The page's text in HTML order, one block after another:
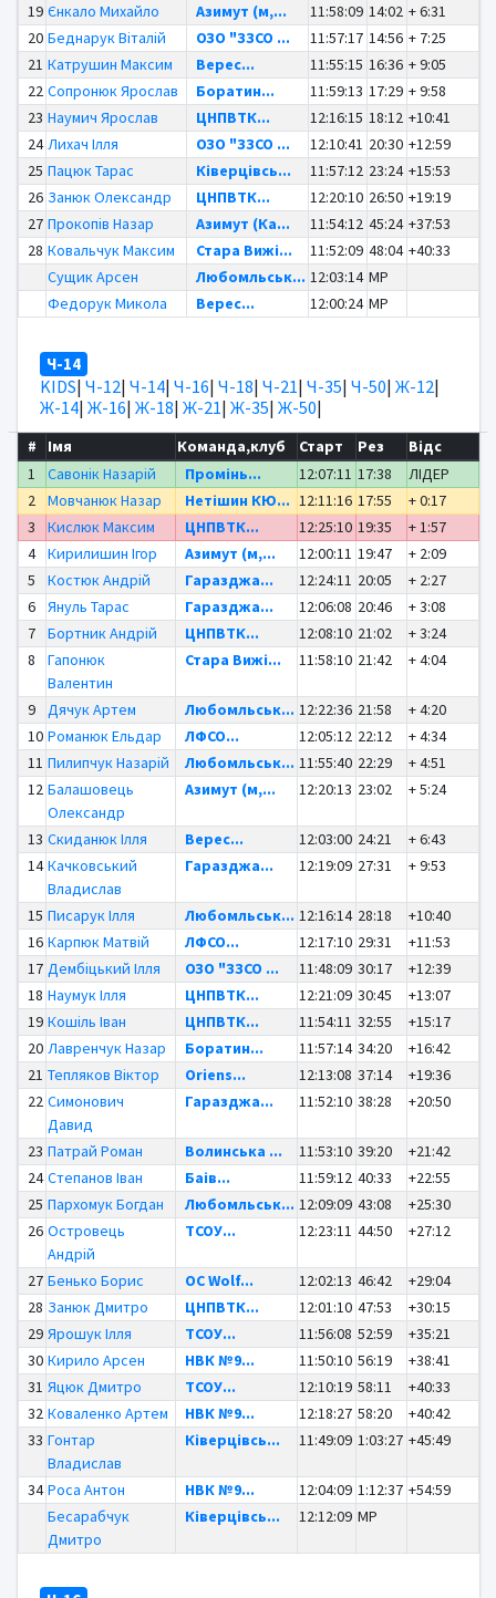
19 Єнкало Михайло Азимут (м,... 11:58:09 14:02 + 6:31
20 Беднарук Віталій ОЗО "ЗЗСО ... 11:57:17 14:56 + 7:25
21 Катрушин Максим Верес... 11:55:15 16:36 + 9:05
22 Сопронюк Ярослав Боратин... 11:59:13 17:29 + 9:58
23 Наумич Ярослав ЦНПВТК... 12:16:15 18:12 +10:41
24 Лихач Ілля ОЗО "ЗЗСО ... 12:10:41 20:30 +12:59
25 Пацюк Тарас Ківерцівсь... 11:57:12 23:24 +15:53
26 Занюк Олександр ЦНПВТК... 12:20:10 26:50 +19:19
27 Прокопів Назар Азимут (Ка... 11:54:12 45:24 +37:53
28 Ковальчук Максим Стара Вижі... 11:52:09 48:04 +40:33
Сущик Арсен
Любомльськ... 12:03:14 MP
Федорук Микола
Верес... 12:00:24 MP
Ч-14
KIDS| Ч-12| Ч-14| Ч-16| Ч-18| Ч-21| Ч-35| Ч-50| Ж-12|
Ж-14| Ж-16| Ж-18| Ж-21| Ж-35| Ж-50|
# Імя Команда,клуб Старт Рез
Відс
1
Савонік Назарій Промінь... 12:07:11 17:38
ЛІДЕР
2
Мовчанюк Назар Нетішин КЮ... 12:11:16 17:55
+ 0:17
3
Кислюк Максим ЦНПВТК... 12:25:10 19:35
+ 1:57
4
Кирилишин Ігор Азимут (м,... 12:00:11 19:47
+ 2:09
5
Костюк Андрій Гаразджа... 12:24:11 20:05
+ 2:27
6
Януль Тарас Гаразджа... 12:06:08 20:46
+ 3:08
7
Бортник Андрій ЦНПВТК... 12:08:10 21:02
+ 3:24
8
Гапонюк
Валентин
Стара Вижі... 11:58:10 21:42 + 4:04
9 Дячук Артем Любомльськ... 12:22:36 21:58
+ 4:20
10 Романюк Ельдар ЛФСО... 12:05:12 22:12
+ 4:34
11 Пилипчук Назарій Любомльськ... 11:55:40 22:29
+ 4:51
12 Балашовець
Олександр
Азимут (м,... 12:20:13 23:02 + 5:24
13 Скиданюк Ілля Верес... 12:03:00 24:21
+ 6:43
14 Качковський
Владислав
Гаразджа... 12:19:09 27:31 + 9:53
15 Писарук Ілля Любомльськ... 12:16:14 28:18
+10:40
16 Карпюк Матвій ЛФСО... 12:17:10 29:31
+11:53
17 Дембіцький Ілля ОЗО "ЗЗСО ... 11:48:09 30:17
+12:39
18 Наумук Ілля ЦНПВТК... 12:21:09 30:45
+13:07
19 Кошіль Іван ЦНПВТК... 11:54:11 32:55
+15:17
20 Лавренчук Назар Боратин... 11:57:14 34:20
+16:42
21 Тепляков Віктор Oriens... 12:13:08 37:14
+19:36
22 Симонович
Давид
Гаразджа... 11:52:10 38:28 +20:50
23 Патрай Роман Волинська ... 11:53:10 39:20
+21:42
24 Степанов Іван Баів... 11:59:12 40:33
+22:55
25 Пархомук Богдан Любомльськ... 12:09:09 43:08
+25:30
26 Островець
Андрій
ТСОУ... 12:23:11 44:50 +27:12
27 Бенько Борис OC Wolf... 12:02:13 46:42
+29:04
28 Занюк Дмитро ЦНПВТК... 12:01:10 47:53
+30:15
29 Ярошук Ілля ТСОУ... 11:56:08 52:59
+35:21
30 Кирило Арсен НВК №9... 11:50:10 56:19
+38:41
31 Яцюк Дмитро ТСОУ... 12:10:19 58:11
+40:33
32 Коваленко Артем НВК №9... 12:18:27 58:20
+40:42
33 Гонтар
Владислав
Ківерцівсь... 11:49:09 1:03:27 +45:49
34 Роса Антон НВК №9... 12:04:09 1:12:37 +54:59
Бесарабчук
Дмитро
Ківерцівсь... 12:12:09 MP